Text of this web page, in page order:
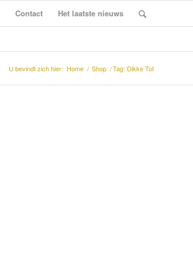
Contact Het laatste nieuws
U bevindt zich hier: Home / Shop /Tag: Dikke Tot